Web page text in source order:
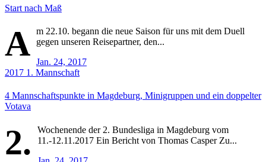
Start nach Maß
A m 22.10. begann die neue Saison für uns mit dem Duell
gegen unseren Reisepartner, den...
Jan. 24, 2017
2017 1. Mannschaft
4 Mannschaftspunkte in Magdeburg, Minigruppen und ein doppelter
Votava
2.
Wochenende der 2. Bundesliga in Magdeburg vom
11.-12.11.2017 Ein Bericht von Thomas Casper Zu...